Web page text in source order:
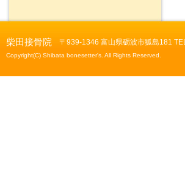
柴田接骨院 〒939-1346 富山県砺波市狐島181
Copyright(C) Shibata bonesetter's. All Rights Reserved.